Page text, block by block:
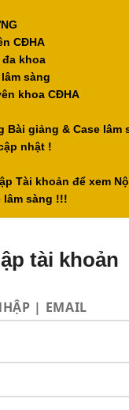
CĐHA
đa khoa
sàng
khoa CĐHA
Bài giảng & Case lâm
nhật !
Tài khoản để xem
lâm sàng !!!
tài khoản
| EMAIL